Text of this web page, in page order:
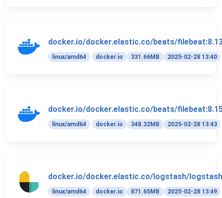
docker.io/docker.elastic.co/beats/
linux/amd64 docker.io 331.66MB 2025-02-28 13:40
docker.io/docker.elastic.co/beats/
linux/amd64 docker.io 348.32MB 2025-02-28 13:43
docker.io/docker.elastic.co/logstash/
linux/amd64 docker.io 871.65MB 2025-02-28 13:49